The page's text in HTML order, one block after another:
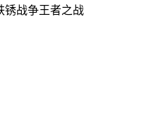
锈战争王者之战